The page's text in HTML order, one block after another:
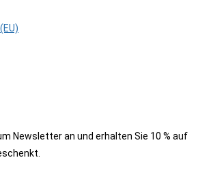
Newsletter an und erhalten Sie 10 % auf